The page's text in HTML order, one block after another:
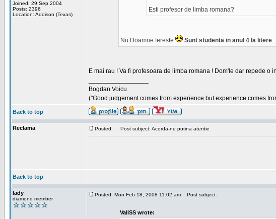
Joined: 29 Sep 2004
Posts: 2396
Location: Addison (Texas)
Esti profesor de limba romana?
Nu.Doamne fereste Sunt studenta in anul 4 la litere
E mai rau ! Va fi profesoara de limba romana ! Dom'le dar repede o
Bogdan Voicu
("Good judgement comes from experience but experience comes
Back to top
Reclama Posted: Post subject: Acorda-ne putina atentie
Back to top
lady
diamond member
Posted: Mon Feb 18, 2008 11:02 am Post subject:
ValiSS wrote: